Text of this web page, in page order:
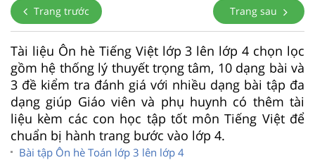
Trang trước Trang sau
Tài liệu Ôn hè Tiếng Việt lớp 3 lên lớp 4 chọn lọc
gồm hệ thống lý thuyết trọng tâm, 10 dạng bài và
3 đề kiểm tra đánh giá với nhiều dạng bài tập đa
dạng giúp Giáo viên và phụ huynh có thêm tài
liệu kèm các con học tập tốt môn Tiếng Việt để
chuẩn bị hành trang bước vào lớp 4.
Bài tập Ôn hè Toán lớp 3 lên lớp 4